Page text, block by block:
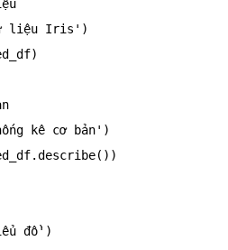
liệu Iris' )
)
kê cơ bản' )
.describe( ) )
đồ' )